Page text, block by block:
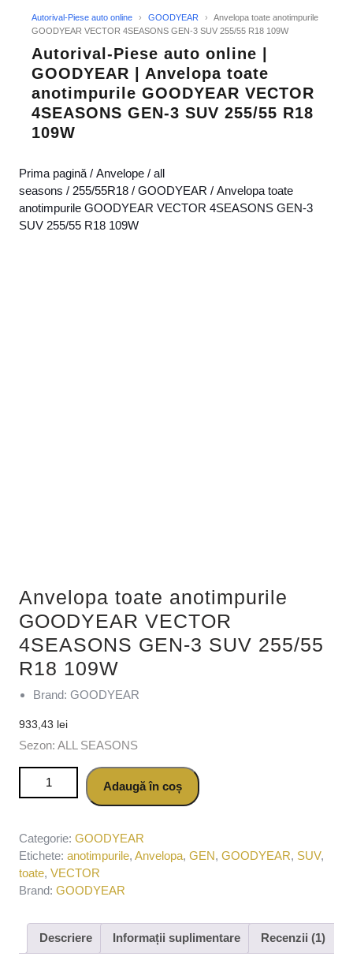
Autorival-Piese auto online › GOODYEAR ›
Anvelopa toate anotimpurile
GOODYEAR VECTOR 4SEASONS GEN-3 SUV 255/55 R18 109W
Autorival-Piese auto online |
GOODYEAR | Anvelopa toate
anotimpurile GOODYEAR VECTOR
4SEASONS GEN-3 SUV 255/55 R18
109W
Prima pagină / Anvelope / all
seasons / 255/55R18 / GOODYEAR / Anvelopa toate
anotimpurile GOODYEAR VECTOR 4SEASONS GEN-3
SUV 255/55 R18 109W
Anvelopa toate anotimpurile
GOODYEAR VECTOR
4SEASONS GEN-3 SUV 255/55
R18 109W
Brand: GOODYEAR
933,43 lei
Sezon: ALL SEASONS
Cantitate Anvelopa toate anotimpurile GOODYEAR VECTOR
4SEASONS GEN-3 SUV 255/55 R18 109W
Adaugă în coș
Categorie: GOODYEAR
Etichete: anotimpurile, Anvelopa, GEN, GOODYEAR, SUV,
toate, VECTOR
Brand: GOODYEAR
Descriere Informații suplimentare Recenzii (1)